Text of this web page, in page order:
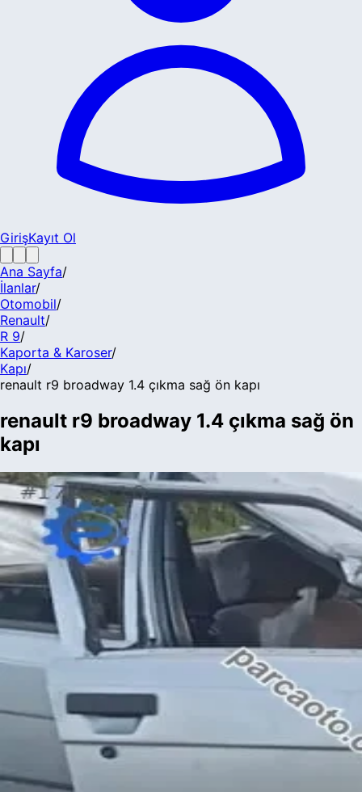
GirişKayıt Ol
Ana Sayfa/
İlanlar/
Otomobil/
Renault/
R 9/
Kaporta & Karoser/
Kapı/
renault r9 broadway 1.4 çıkma sağ ön kapı
renault r9 broadway 1.4 çıkma sağ ön
kapı